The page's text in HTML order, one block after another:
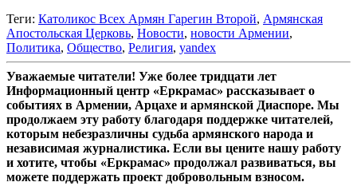
Теги: Католикос Всех Армян Гарегин Второй, Армянская
Апостольская Церковь, Новости, новости Армении,
Политика, Общество, Религия, yandex
Уважаемые читатели! Уже более тридцати лет
Информационный центр «Еркрамас» рассказывает о
событиях в Армении, Арцахе и армянской Диаспоре. Мы
продолжаем эту работу благодаря поддержке читателей,
которым небезразличны судьба армянского народа и
независимая журналистика. Если вы цените нашу работу
и хотите, чтобы «Еркрамас» продолжал развиваться, вы
можете поддержать проект добровольным взносом.